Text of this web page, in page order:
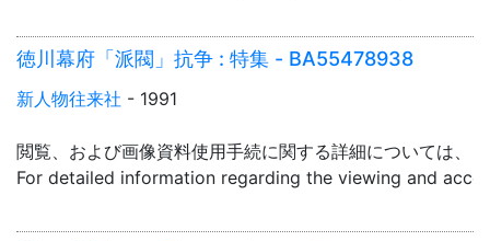
徳川幕府「派閥」抗争 : 特集 - BA55478938
新人物往来社 - 1991
閲覧、および画像資料使用手続に関する詳細については、「
For detailed information regarding the viewing and